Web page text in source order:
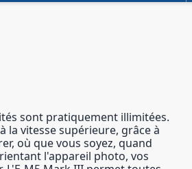
sont pratiquement illimitées.
la vitesse supérieure, grâce à
où que vous soyez, quand
l'appareil photo, vos